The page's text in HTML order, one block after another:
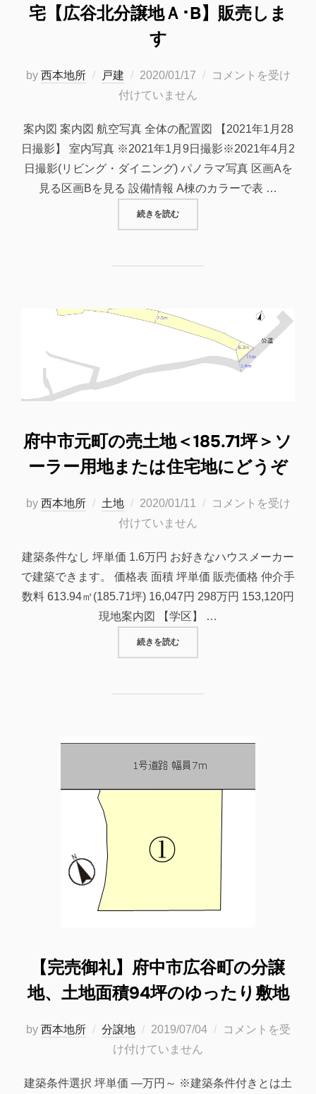
宅【広谷北分譲地Ａ･B】販売しま
す
by 西本地所 戸建
投
稿
2020/01/17
コメントを受け
付けていません
案内図 案内図 航空写真 全体の配置図 【2021年1月28
日撮影】 室内写真 ※2021年1月9日撮影※2021年4月2
日撮影(リビング・ダイニング) パノラマ写真 区画Aを
見る区画Bを見る 設備情報 A棟のカラーで表 …
続きを読む“【完売御礼】府中市広谷町の新築
府中市元町の売土地＜185.71坪＞ソ
ーラー用地または住宅地にどうぞ
by 西本地所 土地
投
稿
2020/01/11
コメントを受け
付けていません
建築条件なし 坪単価 1.6万円 お好きなハウスメーカー
で建築できます。 価格表 面積 坪単価 販売価格 仲介手
数料 613.94㎡(185.71坪) 16,047円 298万円 153,120円
現地案内図 【学区】 …
続きを読む“府中市元町の売土地＜185.71坪＞
【完売御礼】府中市広谷町の分譲
地、土地面積94坪のゆったり敷地
by 西本地所 分譲地
投
稿
2019/07/04
コメントを受
け付けていません
建築条件選択 坪単価 —万円～ ※建築条件付きとは土